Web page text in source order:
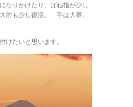
なりかけたり、ばね指が少し
肘も少し復活。 手は大事。
けたいと思います。